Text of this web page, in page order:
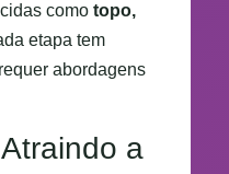
como topo,
etapa tem
abordagens
a